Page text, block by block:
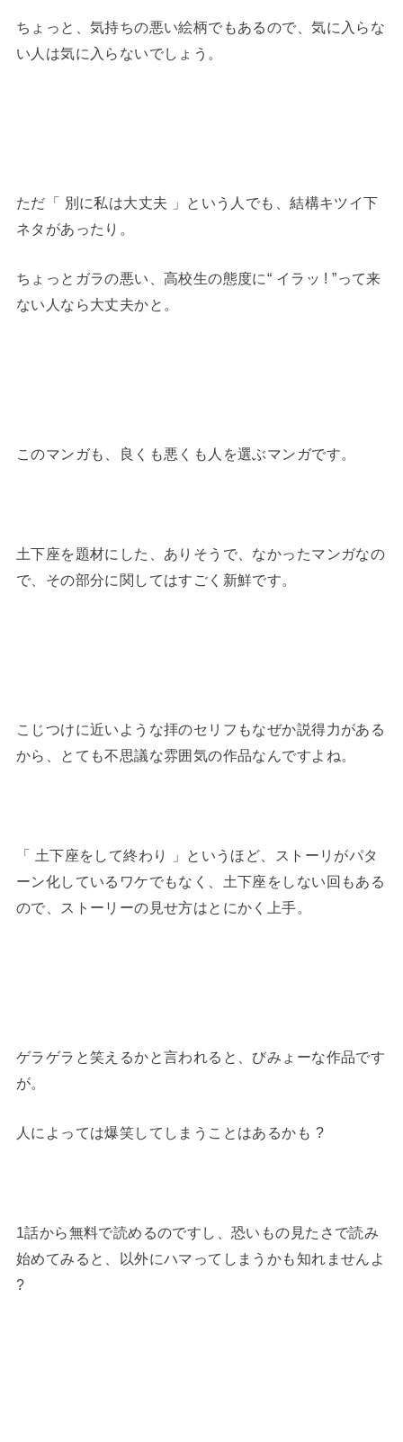
ちょっと、気持ちの悪い絵柄でもあるので、気に入らな
い人は気に入らないでしょう。
ただ「 別に私は大丈夫 」という人でも、結構キツイ下
ネタがあったり。
ちょっとガラの悪い、高校生の態度に“ イラッ ! ”って来
ない人なら大丈夫かと。
このマンガも、良くも悪くも人を選ぶマンガです。
土下座を題材にした、ありそうで、なかったマンガなの
で、その部分に関してはすごく新鮮です。
こじつけに近いような拝のセリフもなぜか説得力がある
から、とても不思議な雰囲気の作品なんですよね。
「 土下座をして終わり 」というほど、ストーリがパタ
ーン化しているワケでもなく、土下座をしない回もある
ので、ストーリーの見せ方はとにかく上手。
ゲラゲラと笑えるかと言われると、びみょーな作品です
が。
人によっては爆笑してしまうことはあるかも ?
1話から無料で読めるのですし、恐いもの見たさで読み
始めてみると、以外にハマってしまうかも知れませんよ
?